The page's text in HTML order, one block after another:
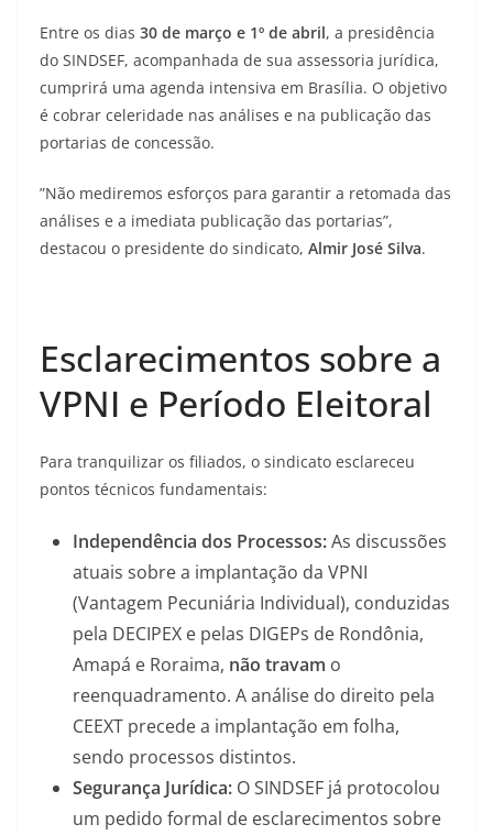
​Entre os dias 30 de março e 1º de abril, a presidência
do SINDSEF, acompanhada de sua assessoria jurídica,
cumprirá uma agenda intensiva em Brasília. O objetivo
é cobrar celeridade nas análises e na publicação das
portarias de concessão.
​”Não mediremos esforços para garantir a retomada das
análises e a imediata publicação das portarias”,
destacou o presidente do sindicato, Almir José Silva.
​Esclarecimentos sobre a
VPNI e Período Eleitoral
​Para tranquilizar os filiados, o sindicato esclareceu
pontos técnicos fundamentais:
Independência dos Processos:As discussões
atuais sobre a implantação da VPNI
(Vantagem Pecuniária Individual), conduzidas
pela DECIPEX e pelas DIGEPs de Rondônia,
Amapá e Roraima, não travam o
reenquadramento. A análise do direito pela
CEEXT precede a implantação em folha,
sendo processos distintos.
Segurança Jurídica: O SINDSEF já protocolou
um pedido formal de esclarecimentos sobre